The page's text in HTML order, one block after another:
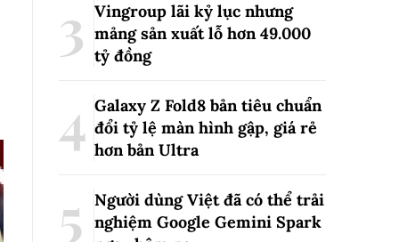
Vingroup lãi kỷ lục nhưng
mảng sản xuất lỗ hơn 49.000
tỷ đồng
Galaxy Z Fold8 bản tiêu chuẩn
đổi tỷ lệ màn hình gập, giá rẻ
hơn bản Ultra
Người dùng Việt đã có thể trải
nghiệm Google Gemini Spark